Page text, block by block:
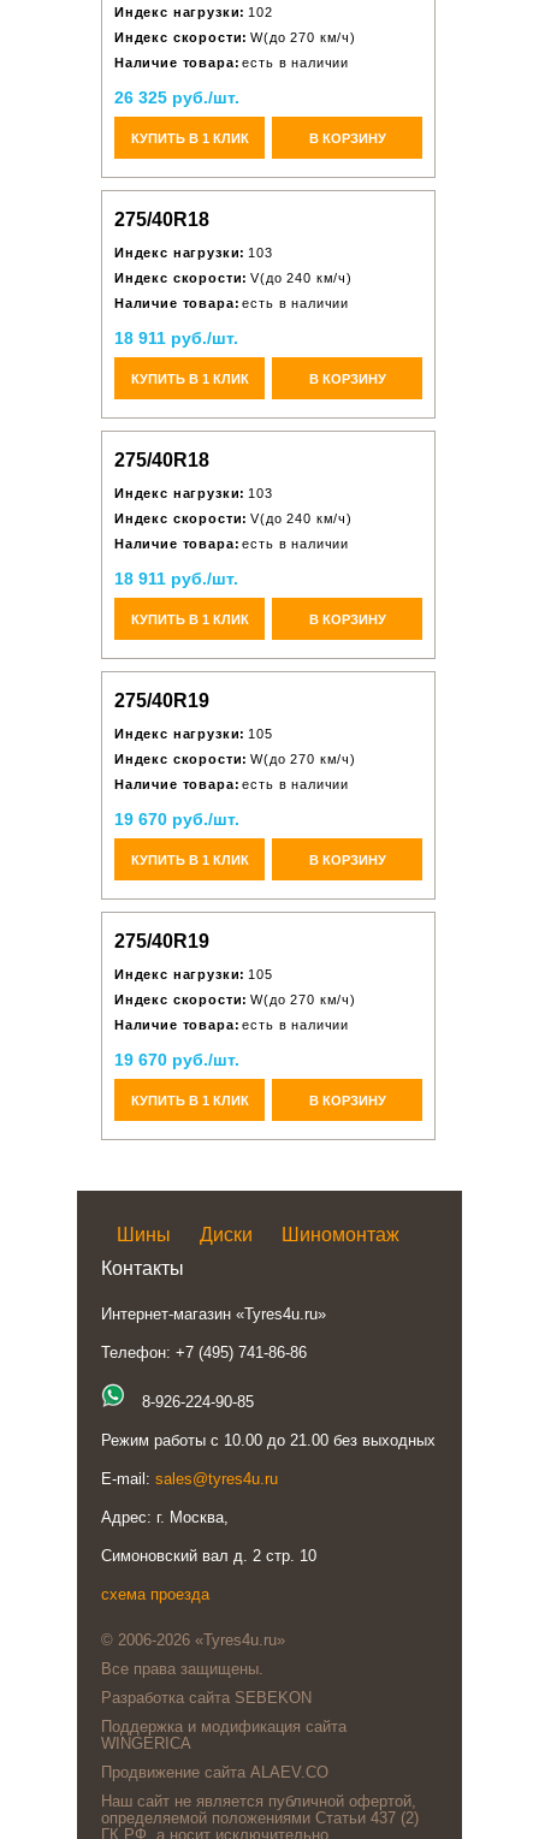
Индекс нагрузки: 102
Индекс скорости: W(до 270 км/ч)
Наличие товара: есть в наличии
26 325 руб./шт.
КУПИТЬ В 1 КЛИК В КОРЗИНУ
275/40R18
Индекс нагрузки: 103
Индекс скорости: V(до 240 км/ч)
Наличие товара: есть в наличии
18 911 руб./шт.
КУПИТЬ В 1 КЛИК В КОРЗИНУ
275/40R18
Индекс нагрузки: 103
Индекс скорости: V(до 240 км/ч)
Наличие товара: есть в наличии
18 911 руб./шт.
КУПИТЬ В 1 КЛИК В КОРЗИНУ
275/40R19
Индекс нагрузки: 105
Индекс скорости: W(до 270 км/ч)
Наличие товара: есть в наличии
19 670 руб./шт.
КУПИТЬ В 1 КЛИК В КОРЗИНУ
275/40R19
Индекс нагрузки: 105
Индекс скорости: W(до 270 км/ч)
Наличие товара: есть в наличии
19 670 руб./шт.
КУПИТЬ В 1 КЛИК В КОРЗИНУ
Шины Диски
Шиномонтаж
Контакты
Интернет-магазин «Tyres4u.ru»
Телефон: +7 (495) 741-86-86
8-926-224-90-85
Режим работы с 10.00 до 21.00 без выходных
E-mail: sales@tyres4u.ru
Адрес: г. Москва,
Симоновский вал д. 2 стр. 10
схема проезда
© 2006-2026 «Tyres4u.ru»
Все права защищены.
Разработка сайта SEBEKON
Поддержка и модификация сайта
WINGERICA
Продвижение сайта ALAEV.CO
Наш сайт не является публичной офертой,
определяемой положениями Статьи 437 (2)
ГК РФ, а носит исключительно